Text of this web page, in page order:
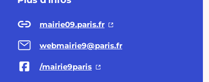
mairie09.paris.fr
webmairie9@paris.fr
/mairie9paris